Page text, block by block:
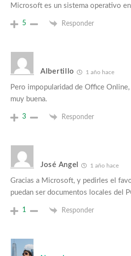
Microsoft es un sistema operativo
5 Responder
Albertillo 1 año hace
Pero impopularidad de Office
muy buena.
3 Responder
José Angel 1 año hace
Gracias a Microsoft, y pedirles el
puedan ser documentos locales del
1 Responder